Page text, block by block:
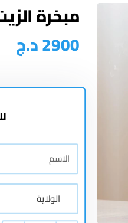
مبخرة
2900د.ج